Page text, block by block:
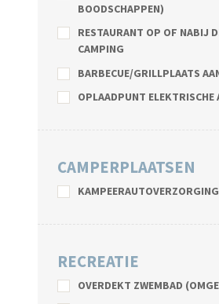
BOODSCHAPPEN)
RESTAURANT OP OF NABIJ
CAMPING
BARBECUE/GRILLPLAATS
OPLAADPUNT ELEKTRISCHE
CAMPERPLAATSEN
KAMPEERAUTOVERZORGING
RECREATIE
OVERDEKT ZWEMBAD